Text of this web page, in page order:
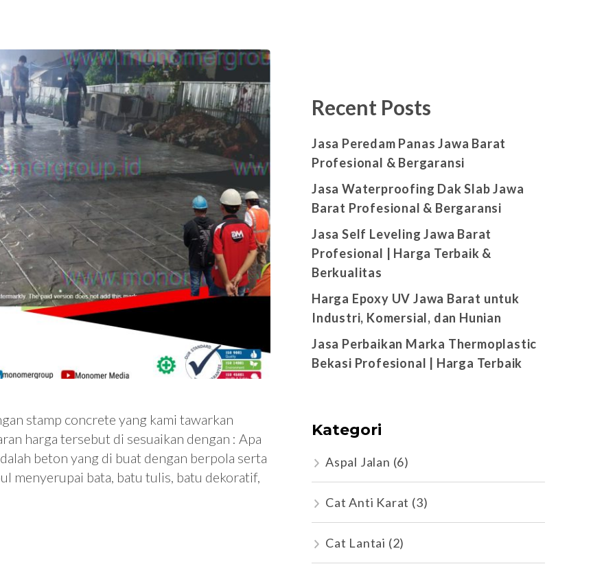
stamp concrete yang kami tawarkan
harga tersebut di sesuaikan dengan : Apa
beton yang di buat dengan berpola serta
menyerupai bata, batu tulis, batu dekoratif,
Recent Posts
Jasa Peredam Panas Jawa Barat
Profesional & Bergaransi
Jasa Waterproofing Dak Slab Jawa
Barat Profesional & Bergaransi
Jasa Self Leveling Jawa Barat
Profesional | Harga Terbaik &
Berkualitas
Harga Epoxy UV Jawa Barat untuk
Industri, Komersial, dan Hunian
Jasa Perbaikan Marka Thermoplastic
Bekasi Profesional | Harga Terbaik
Kategori
Aspal Jalan (6)
Cat Anti Karat (3)
Cat Lantai (2)